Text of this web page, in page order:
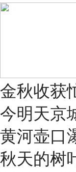
金秋收获
今明天京
黄河壶口
秋天的树